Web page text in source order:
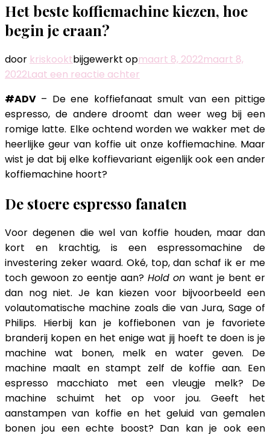
Het beste koffiemachine kiezen, hoe
begin je eraan?
door kriskooktbijgewerkt opmaart 8, 2022maart 8,
2022Laat een reactie achter
beste
koffiemachine
kiezen,
hoe
begin
#ADV – De ene koffiefanaat smult van een pittige
espresso, de andere droomt dan weer weg bij een
romige latte. Elke ochtend worden we wakker met de
heerlijke geur van koffie uit onze koffiemachine. Maar
wist je dat bij elke koffievariant eigenlijk ook een ander
koffiemachine hoort?
De stoere espresso fanaten
Voor degenen die wel van koffie houden, maar dan
kort en krachtig, is een espressomachine de
investering zeker waard. Oké, top, dan schaf ik er me
toch gewoon zo eentje aan? Hold onwant je bent er
dan nog niet. Je kan kiezen voor bijvoorbeeld een
volautomatische machine zoals die van Jura, Sage of
Philips. Hierbij kan je koffiebonen van je favoriete
branderij kopen en het enige wat jij hoeft te doen is je
machine wat bonen, melk en water geven. De
machine maalt en stampt zelf de koffie aan. Een
espresso macchiato met een vleugje melk? De
machine schuimt het op voor jou. Geeft het
aanstampen van koffie en het geluid van gemalen
bonen jou een echte boost? Dan kan je ook een